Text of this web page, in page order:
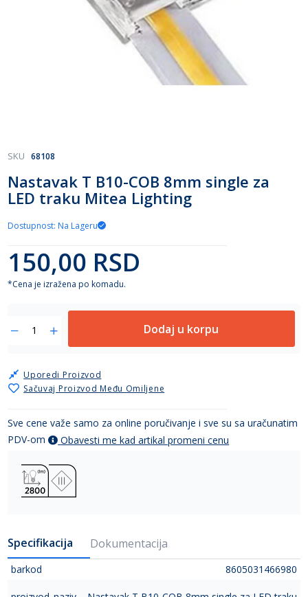
Skip
the
beginning
the
gallery
Nastavak T B10-COB 8mm single za
LED traku Mitea Lighting
SKU 68108
Dostupnost: Na Lageru
150,00 RSD
*Cena je izražena po komadu.
Dodaj u korpu
Sačuvaj Proizvod Među Omiljene
Uporedi Proizvod
Sve cene važe samo za online poručivanje i sve su sa uračunatim
PDV-om
Obavesti me kad artikal promeni cenu
Specifikacija Dokumentacija
barkod 8605031466980